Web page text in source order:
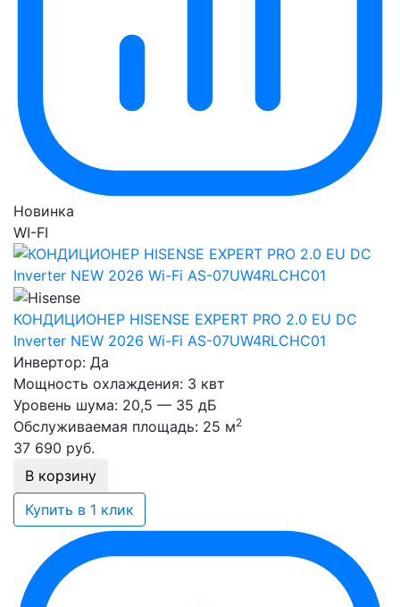
Новинка
WI-FI
КОНДИЦИОНЕР HISENSE EXPERT PRO 2.0 EU DC
Inverter NEW 2026 Wi-Fi AS-07UW4RLCHC01
Инвертор: Да
Мощность охлаждения: 3 квт
Уровень шума: 20,5 — 35 дБ
Обслуживаемая площадь: 25 м2
37 690 руб.
В корзину
Купить в 1 клик